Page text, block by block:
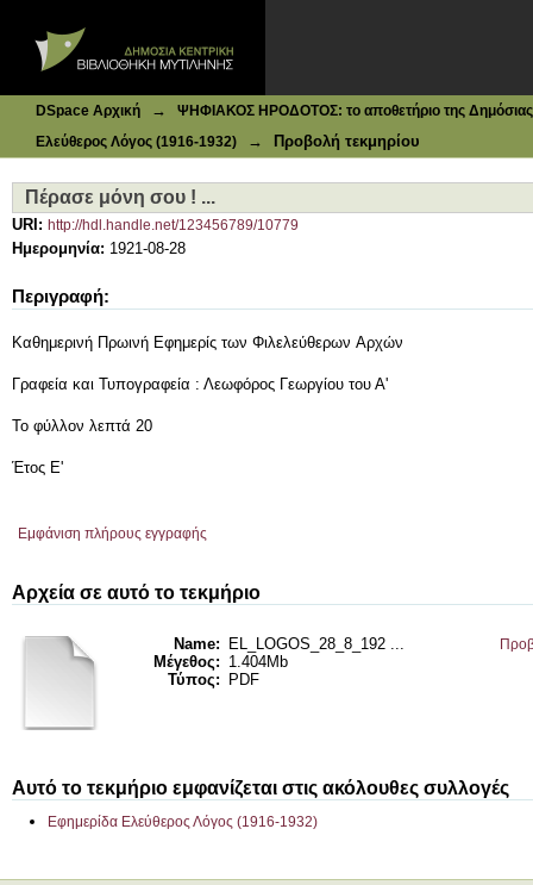
DSpace Αρχική →
ΨΗΦΙΑΚΟΣ ΗΡΟΔΟΤΟΣ: το αποθετήριο της Δημόσιας
Ελεύθερος Λόγος (1916-1932)
→ Προβολή τεκμηρίου
Πέρασε μόνη σου ! ...
URI: http://hdl.handle.net/123456789/10779
Ημερομηνία: 1921-08-28
Περιγραφή:
Καθημερινή Πρωινή Εφημερίς των Φιλελεύθερων Aρχών
Γραφεία και Τυπογραφεία : Λεωφόρος Γεωργίου του Α'
Το φύλλον λεπτά 20
Έτος Ε'
Εμφάνιση πλήρους εγγραφής
Αρχεία σε αυτό το τεκμήριο
Name:
EL_LOGOS_28_8_192 ...
Μέγεθος: 1.404Mb
Τύπος:
PDF
Αυτό το τεκμήριο εμφανίζεται στις ακόλουθες συλλογές
Εφημερίδα Ελεύθερος Λόγος (1916-1932)